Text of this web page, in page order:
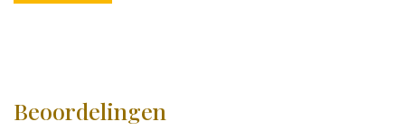
Beoordelingen